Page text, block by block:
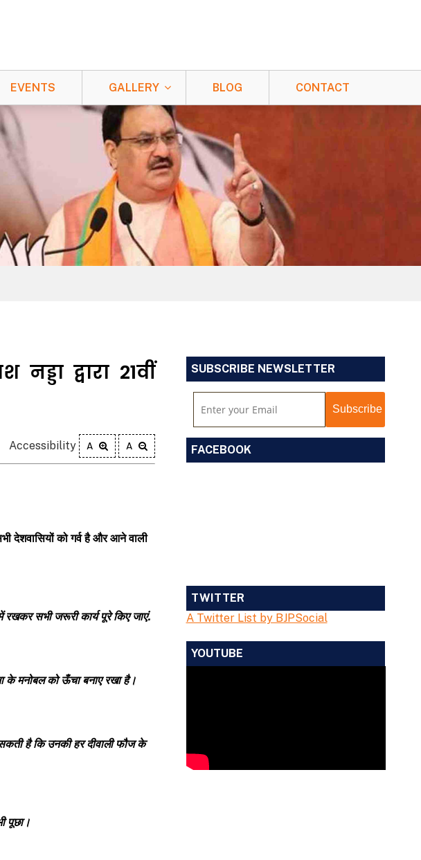
EVENTS GALLERY BLOG CONTACT
द्वारा 21वीं
Accessibility A A
देशवासियों को गर्व है और आने वाली
सभी जरूरी कार्य पूरे किए जाएं.
के मनोबल को ऊँचा बनाए रखा है।
है कि उनकी हर दीवाली फौज के
पूछा।
SUBSCRIBE NEWSLETTER
FACEBOOK
TWITTER
A Twitter List by BJPSocial
YOUTUBE